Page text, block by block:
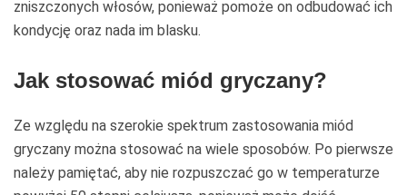
zniszczonych włosów, ponieważ pomoże on odbudować ich
kondycję oraz nada im blasku.
Jak stosować miód gryczany?
Ze względu na szerokie spektrum zastosowania miód
gryczany można stosować na wiele sposobów. Po pierwsze
należy pamiętać, aby nie rozpuszczać go w temperaturze